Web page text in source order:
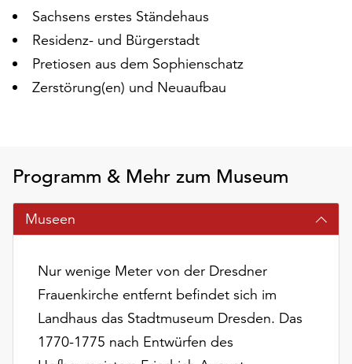
Ihr
Einverständnis
jederzeit
und
Ihnen
am
Ende
der
Seite
Schaltfläche
„Cookie-
Einstellungen“
Verfügung.
Sachsens erstes Ständehaus
Residenz- und Bürgerstadt
Pretiosen aus dem Sophienschatz
Zerstörung(en) und Neuaufbau
Programm & Mehr zum Museum
Museen
Nur wenige Meter von der Dresdner
Frauenkirche entfernt befindet sich im
Landhaus das Stadtmuseum Dresden. Das
1770-1775 nach Entwürfen des